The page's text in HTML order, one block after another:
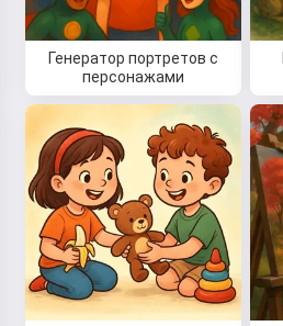
Генератор портретов с
персонажами